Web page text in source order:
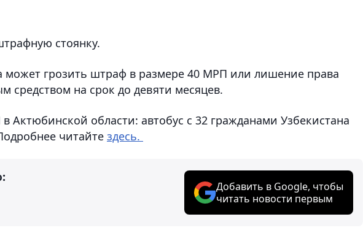
стоянку.
может грозить штраф в размере 40 МРП или лишение права
средством на срок до девяти месяцев.
Актюбинской области: автобус с 32 гражданами Узбекистана
читайте здесь.
Добавить в Google, чтобы
читать новости первым